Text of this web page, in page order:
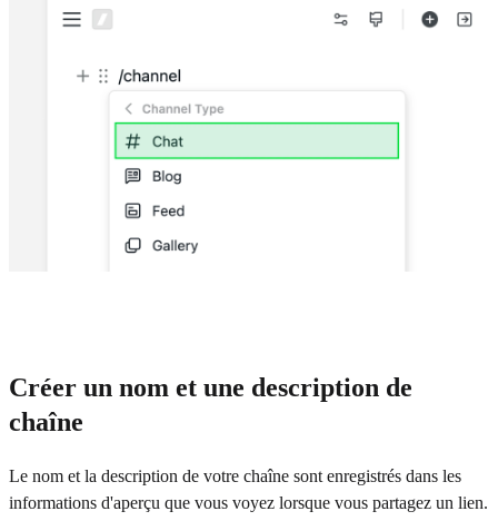
Créer un nom et une description de
chaîne
Le nom et la description de votre chaîne sont enregistrés dans les
informations d'aperçu que vous voyez lorsque vous partagez un lien.